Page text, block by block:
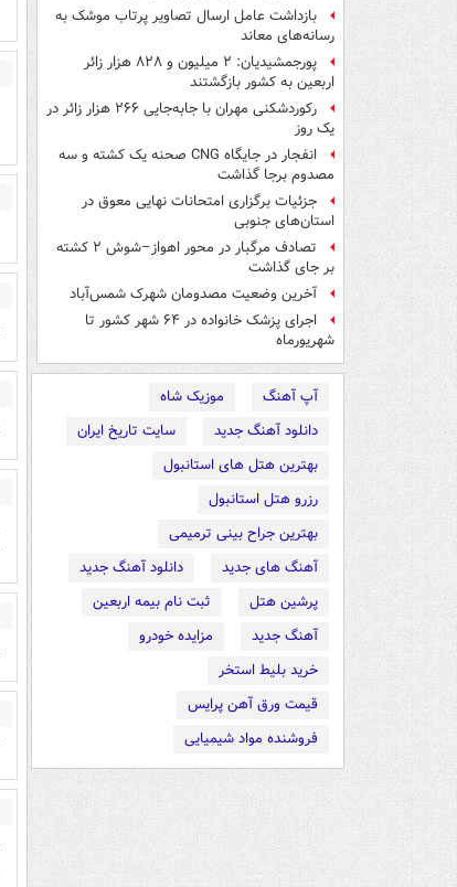
بازداشت عامل ارسال تصاویر پرتاب موشک به
رسانه‌های معاند
پورجمشیدیان: ۲ میلیون و ۸۲۸ هزار زائر
اربعین به کشور بازگشتند
رکوردشکنی مهران با جابه‌جایی ۲۶۶ هزار زائر در
یک روز
انفجار در جایگاه CNG صحنه یک کشته و سه
مصدوم برجا گذاشت
جزئیات برگزاری امتحانات نهایی معوق در
استان‌های جنوبی
تصادف مرگبار در محور اهواز–شوش ۲ کشته
بر جای گذاشت
آخرین وضعیت مصدومان شهرک شمس‌آباد
اجرای پزشک خانواده در ۶۴ شهر کشور تا
شهریورماه
آپ آهنگ
موزیک شاه
دانلود آهنگ جدید
سایت تاریخ ایران
بهترین هتل های استانبول
رزرو هتل استانبول
بهترین جراح بینی ترمیمی
آهنگ های جدید
دانلود آهنگ جدید
پرشین هتل
ثبت نام بیمه اربعین
آهنگ جدید
مزایده خودرو
خرید بلیط استخر
قیمت ورق آهن پرایس
فروشنده مواد شیمیایی